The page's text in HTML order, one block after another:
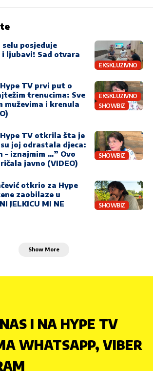
EKSKLUZIVNO
posjeduje
ljubavi! Sad otvara
EKSKLUZIVNO
SHOWBIZ
TV prvi put o
trenucima: Sve
muževima i krenula
SHOWBIZ
TV otkrila šta je
joj odrastala djeca:
– iznajmim …” Ovo
javno (VIDEO)
SHOWBIZ
otkrio za Hype
zaobilaze u
JELKICU MI NE
Show More
I NA HYPE TV
WHATSAPP, VIBER